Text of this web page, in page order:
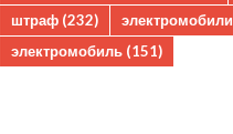
штраф (232) электромобили
электромобиль (151)